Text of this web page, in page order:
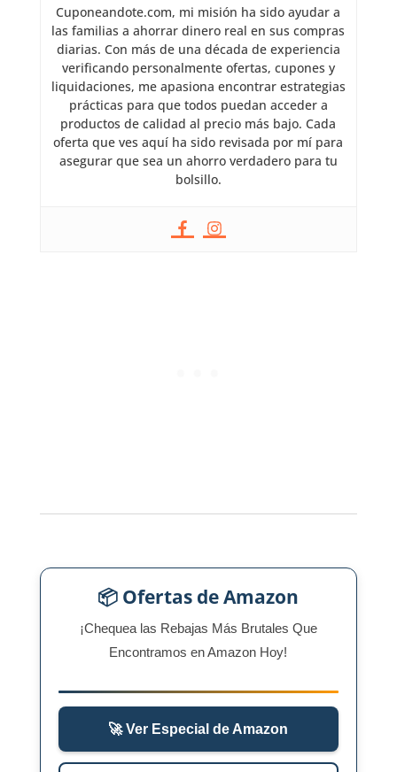
Cuponeandote.com, mi misión ha sido ayudar a
las familias a ahorrar dinero real en sus compras
diarias. Con más de una década de experiencia
verificando personalmente ofertas, cupones y
liquidaciones, me apasiona encontrar estrategias
prácticas para que todos puedan acceder a
productos de calidad al precio más bajo. Cada
oferta que ves aquí ha sido revisada por mí para
asegurar que sea un ahorro verdadero para tu
bolsillo.
📦 Ofertas de Amazon
¡Chequea las Rebajas Más Brutales Que
Encontramos en Amazon Hoy!
🚀 Ver Especial de Amazon